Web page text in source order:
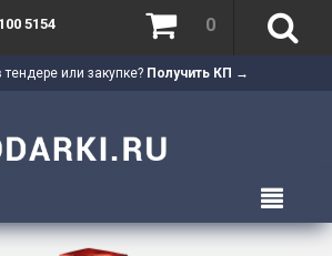
тендере или закупке? Получить КП →
5154 0